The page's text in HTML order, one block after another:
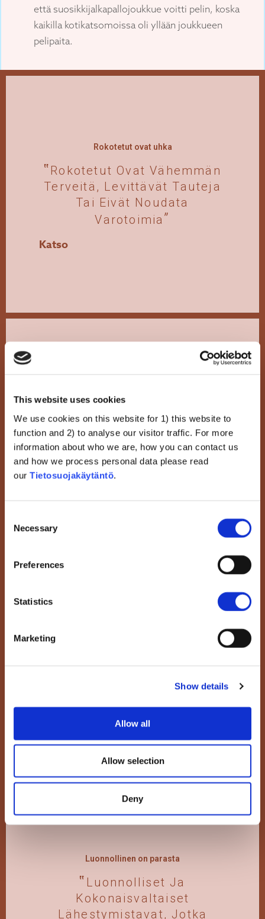
This website uses cookies
We use cookies on this website for 1) this website to
function and 2) to analyse our visitor traffic. For more
information about who we are, how you can contact us
and how we process personal data please read
our Tietosuojakäytäntö.
Selection
Necessary
Preferences
Statistics
Marketing
Show details
Allow all
Allow selection
Deny
että suosikkijalkapallojoukkue voitti pelin, koska
kaikilla kotikatsomoissa oli yllään joukkueen
pelipaita.
Rokotetut ovat uhka
Rokotetut Ovat Vähemmän
Terveitä, Levittävät Tauteja
Tai Eivät Noudata
Varotoimia
Katso
Yksimielisyyden Puute
Rokotusten Hyödyistä Ja
Teorioista
Katso
Rokotetta Liian Aikaisin
Luonnollinen on parasta
Luonnolliset Ja
Kokonaisvaltaiset
Lähestymistavat, Jotka